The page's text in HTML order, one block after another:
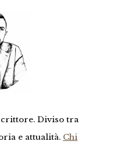
Diviso tra
e attualità. Chi